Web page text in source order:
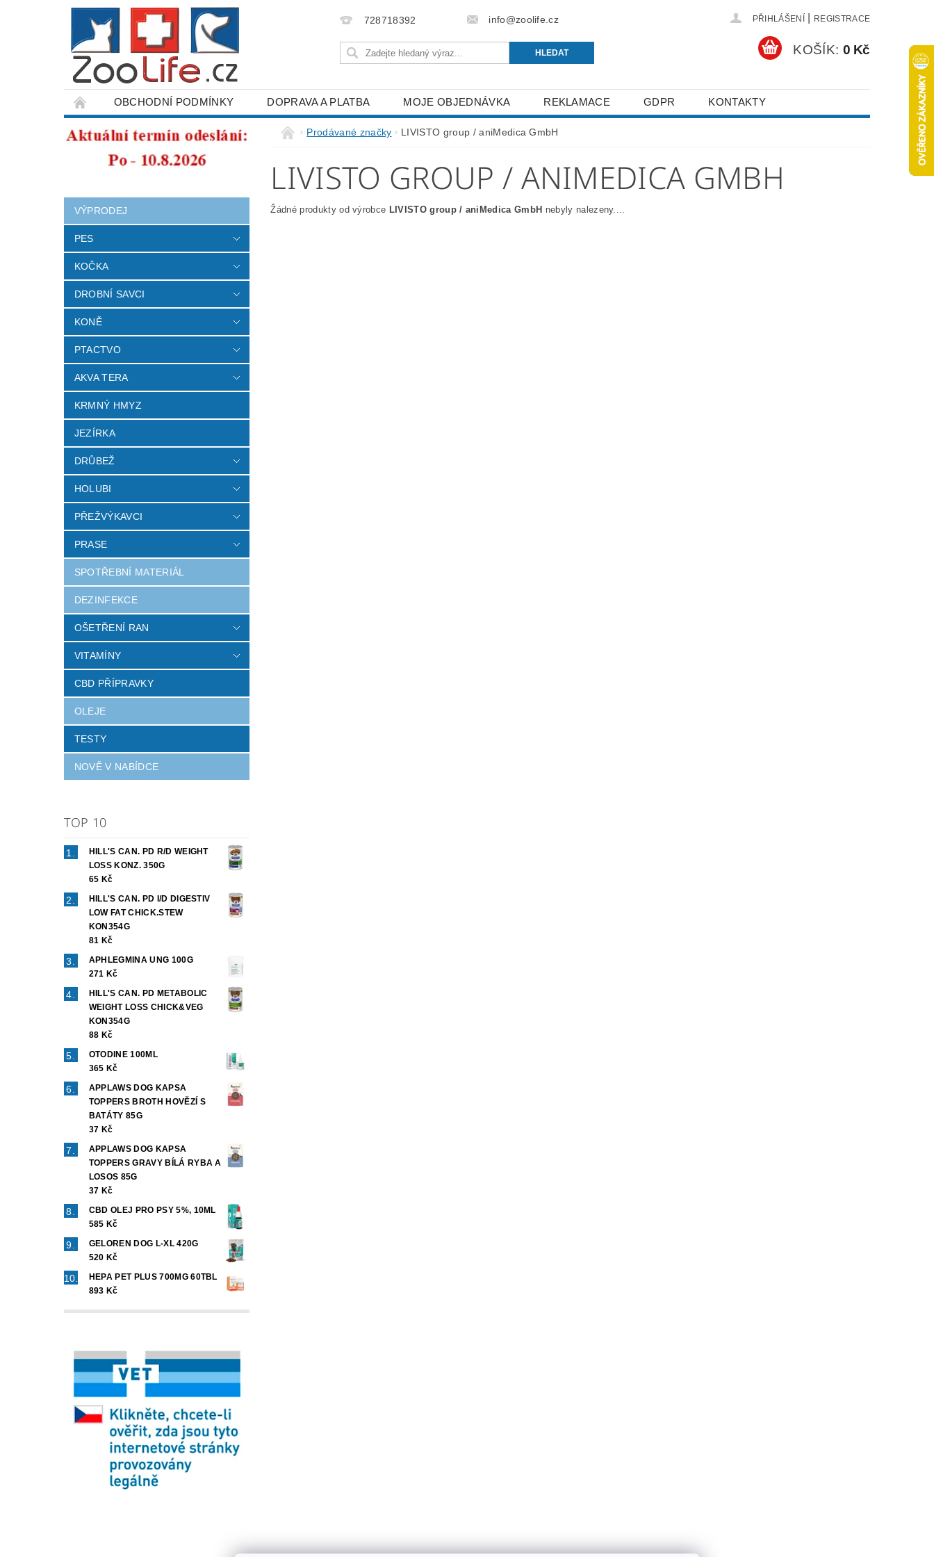
728718392 info@zoolife.cz PŘIHLÁŠENÍ REGISTRACE
KOŠÍK: 0 Kč
OBCHODNÍ PODMÍNKY DOPRAVA A PLATBA MOJE OBJEDNÁVKA REKLAMACE GDPR KONTAKTY
ODSTOUPENÍ OD SMLOUVY
VÝPRODEJ
PES
KOČKA
DROBNÍ SAVCI
KONĚ
PTACTVO
AKVA TERA
KRMNÝ HMYZ
JEZÍRKA
DRŮBEŽ
HOLUBI
PŘEŽVÝKAVCI
PRASE
SPOTŘEBNÍ MATERIÁL
DEZINFEKCE
OŠETŘENÍ RAN
VITAMÍNY
CBD PŘÍPRAVKY
OLEJE
TESTY
NOVĚ V NABÍDCE
TOP 10
HILL'S CAN. PD R/D WEIGHT
LOSS KONZ. 350G
65 Kč
HILL'S CAN. PD I/D DIGESTIV
LOW FAT CHICK.STEW
KON354G
81 Kč
APHLEGMINA UNG 100G
271 Kč
HILL'S CAN. PD METABOLIC
WEIGHT LOSS CHICK&VEG
KON354G
88 Kč
OTODINE 100ML
365 Kč
APPLAWS DOG KAPSA
TOPPERS BROTH HOVĚZÍ S
BATÁTY 85G
37 Kč
APPLAWS DOG KAPSA
TOPPERS GRAVY BÍLÁ RYBA A
LOSOS 85G
37 Kč
CBD OLEJ PRO PSY 5%, 10ML
585 Kč
GELOREN DOG L-XL 420G
520 Kč
HEPA PET PLUS 700MG 60TBL
893 Kč
Prodávané značky LIVISTO group / aniMedica GmbH
LIVISTO GROUP / ANIMEDICA GMBH
Žádné produkty od výrobce LIVISTO group / aniMedica GmbH nebyly nalezeny....